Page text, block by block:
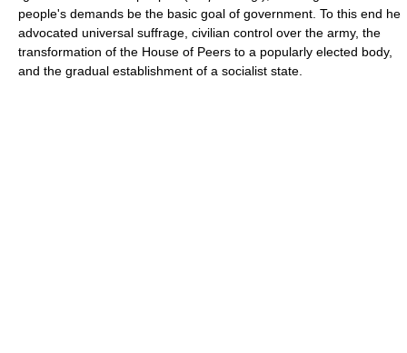
people's demands be the basic goal of government. To this end he
advocated universal suffrage, civilian control over the army, the
transformation of the House of Peers to a popularly elected body,
and the gradual establishment of a socialist state.